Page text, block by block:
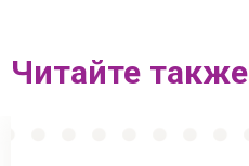
Читайте также